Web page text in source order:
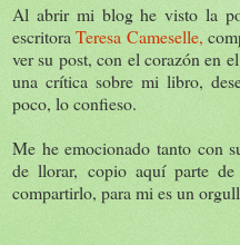
Al abrir mi blog he visto la
escritoraTeresa Cameselle,
ver su post, con el corazón en
una crítica sobre mi libro,
poco, lo confieso.
Me he emocionado tanto con
de llorar, copio aquí parte
compartirlo, para mi es un